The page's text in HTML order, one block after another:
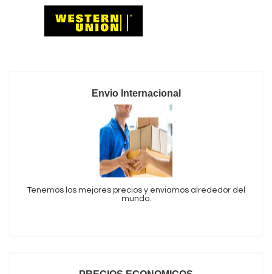
Envio Internacional
Tenemos los mejores precios y enviamos alrededor del
mundo.